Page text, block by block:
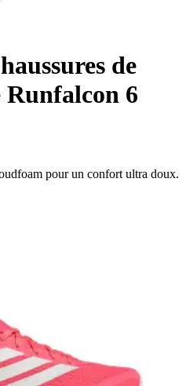
de
6
pour un confort ultra doux.